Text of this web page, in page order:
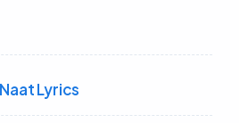
Lyrics